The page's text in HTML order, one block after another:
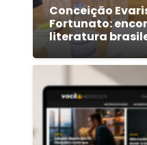
Conceição
Fortunato:
literatura